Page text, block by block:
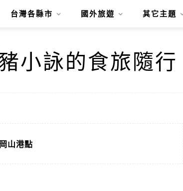
台灣各縣市 國外旅遊 其它主題
岡山港點